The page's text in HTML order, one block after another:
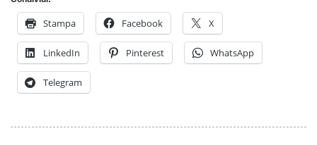
Stampa Facebook X
LinkedIn Pinterest WhatsApp
Telegram